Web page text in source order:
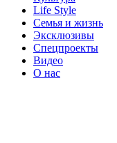
Life Style
Семья и жизнь
Эксклюзивы
Спецпроекты
Видео
О нас